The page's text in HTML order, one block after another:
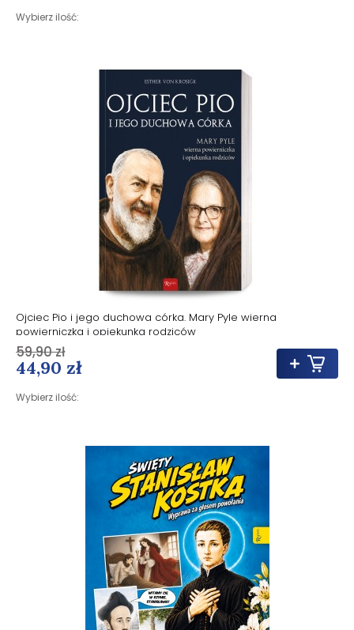
Wybierz ilość:
Ojciec Pio i jego duchowa córka. Mary Pyle wierna
powierniczka i opiekunka rodziców
44,90 zł
Wybierz ilość:
59,90 zł